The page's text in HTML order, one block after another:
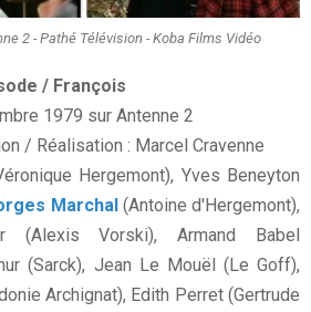
2 - Pathé Télévision - Koba Films Vidéo
/ François
1979 sur Antenne 2
/ Réalisation : Marcel Cravenne
Hergemont), Yves Beneyton
Marchal(Antoine d'Hergemont),
(Alexis Vorski), Armand Babel
(Sarck), Jean Le Mouël (Le Goff),
Archignat), Edith Perret (Gertrude